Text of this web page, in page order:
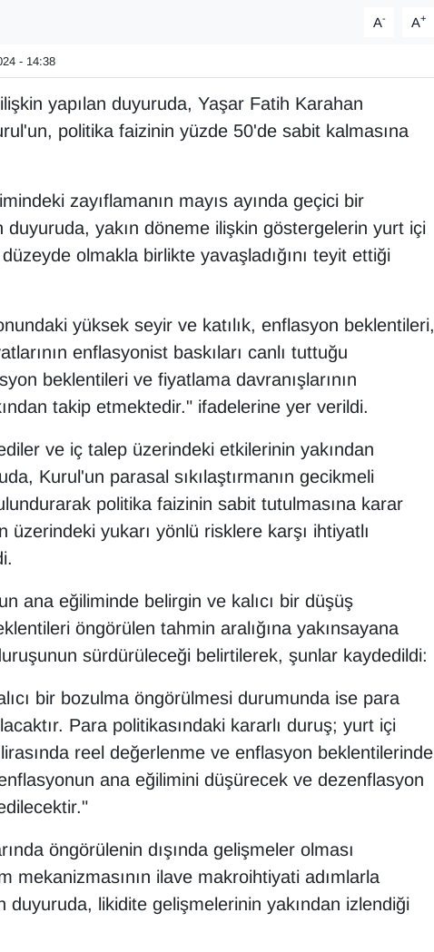
A- A+
- 14:38
yapılan duyuruda, Yaşar Fatih Karahan
politika faizinin yüzde 50'de sabit kalmasına
zayıflamanın mayıs ayında geçici bir
duyuruda, yakın döneme ilişkin göstergelerin yurt içi
olmakla birlikte yavaşladığını teyit ettiği
yüksek seyir ve katılık, enflasyon beklentileri,
enflasyonist baskıları canlı tuttuğu
beklentileri ve fiyatlama davranışlarının
takip etmektedir." ifadelerine yer verildi.
ve iç talep üzerindeki etkilerinin yakından
Kurul'un parasal sıkılaştırmanın gecikmeli
politika faizinin sabit tutulmasına karar
yukarı yönlü risklere karşı ihtiyatlı
ana eğiliminde belirgin ve kalıcı bir düşüş
öngörülen tahmin aralığına yakınsayana
sürdürüleceği belirtilerek, şunlar kaydedildi:
bir bozulma öngörülmesi durumunda ise para
Para politikasındaki kararlı duruş; yurt içi
reel değerlenme ve enflasyon beklentilerinde
ana eğilimini düşürecek ve dezenflasyon
öngörülenin dışında gelişmeler olması
mekanizmasının ilave makroihtiyati adımlarla
duyuruda, likidite gelişmelerinin yakından izlendiği